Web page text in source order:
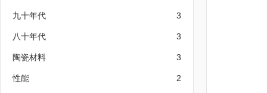
九十年代 3
八十年代 3
陶瓷材料 3
性能 2